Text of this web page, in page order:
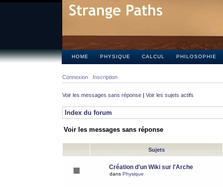
HOME PHYSIQUE CALCUL PHILOSOPHIE
Connexion Inscription
Voir les messages sans réponse | Voir les sujets actifs
Index du forum
Voir les messages sans réponse
Sujets
Création d'un Wiki sur l'Arche
dans Physique